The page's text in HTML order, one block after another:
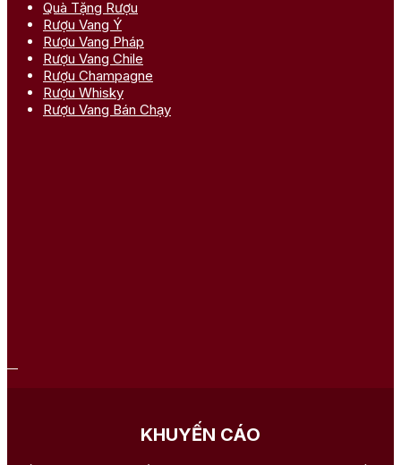
Quà Tặng Rượu
Rượu Vang Ý
Rượu Vang Pháp
Rượu Vang Chile
Rượu Champagne
Rượu Whisky
Rượu Vang Bán Chạy
KHUYẾN CÁO